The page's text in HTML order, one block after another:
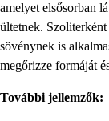
amelyet elsősorban
ültetnek.
sövénynek is
megőrizze formáját
További jellemzők: